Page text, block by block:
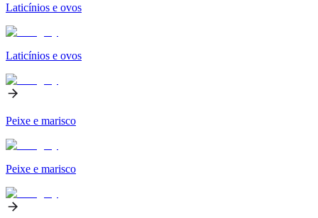
Laticínios e ovos
Laticínios e ovos
Peixe e marisco
Peixe e marisco